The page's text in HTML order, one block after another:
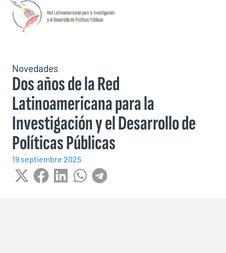
Novedades
Dos años de la Red
Latinoamericana para la
Investigación y el Desarrollo de
Políticas Públicas
19 septiembre 2025